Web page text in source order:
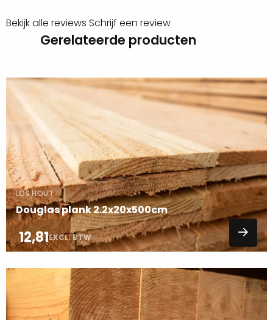
Bekijk alle reviews Schrijf een review
Gerelateerde producten
LOS HOUT
Douglas plank 2.2x20x500cm
12,81EXCL. BTW
Lees
meer
over
Lees
meer
over